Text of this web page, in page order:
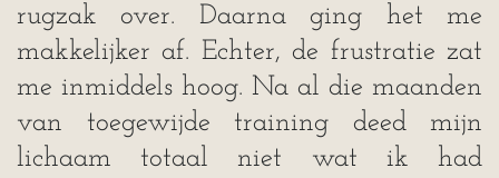
rugzak over. Daarna ging het me
makkelijker af. Echter, de frustratie zat
me inmiddels hoog. Na al die maanden
van toegewijde training deed mijn
lichaam totaal niet wat ik had